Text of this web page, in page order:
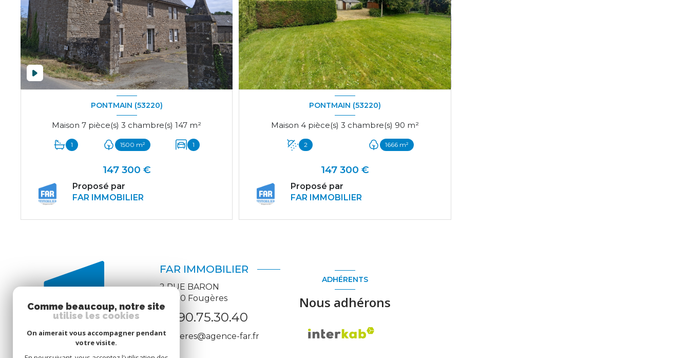
PONTMAIN (53220)
Maison 7 pièce(s) 3 chambre(s) 147 m²
1 1500 m² 1
147 300 €
Proposé par
FAR IMMOBILIER
VOIR LE BIEN
PONTMAIN (53220)
Maison 4 pièce(s) 3 chambre(s) 90 m²
2 1666 m²
147 300 €
Proposé par
FAR IMMOBILIER
VOIR LE BIEN
FAR IMMOBILIER
2 RUE BARON
35300 Fougères
02.90.75.30.40
fougeres@agence-far.fr
ADHÉRENTS
Nous adhérons
Comme beaucoup, notre site
utilise les cookies
On aimerait vous accompagner pendant
votre visite.